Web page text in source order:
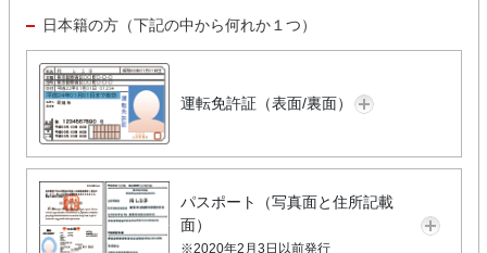
日本籍の方（下記の中から何れか１つ）
運転免許証（表面/裏面）
パスポート（写真面と住所記載
面）
※2020年2月3日以前発行